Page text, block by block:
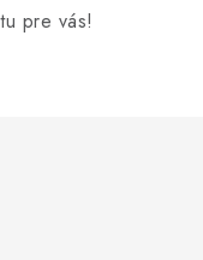
pre vás!